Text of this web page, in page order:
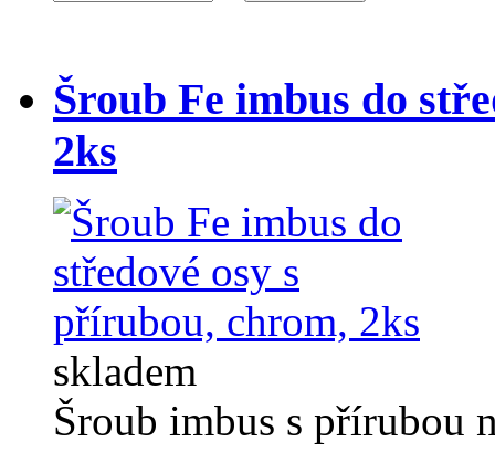
Šroub Fe imbus do
2ks
skladem
Šroub imbus s přírubou